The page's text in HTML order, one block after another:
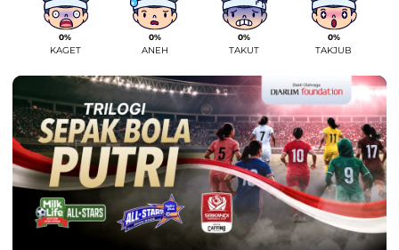
0%
KAGET
0%
ANEH
0%
TAKUT
0%
TAKJUB